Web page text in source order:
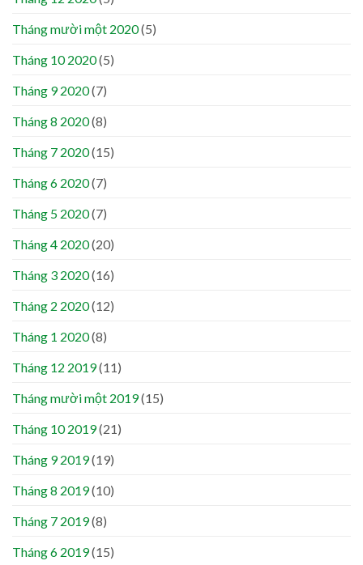
Tháng mười một 2020(5)
Tháng 10 2020(5)
Tháng 9 2020(7)
Tháng 8 2020(8)
Tháng 7 2020(15)
Tháng 6 2020(7)
Tháng 5 2020(7)
Tháng 4 2020(20)
Tháng 3 2020(16)
Tháng 2 2020(12)
Tháng 1 2020(8)
Tháng 12 2019(11)
Tháng mười một 2019(15)
Tháng 10 2019(21)
Tháng 9 2019(19)
Tháng 8 2019(10)
Tháng 7 2019(8)
Tháng 6 2019(15)